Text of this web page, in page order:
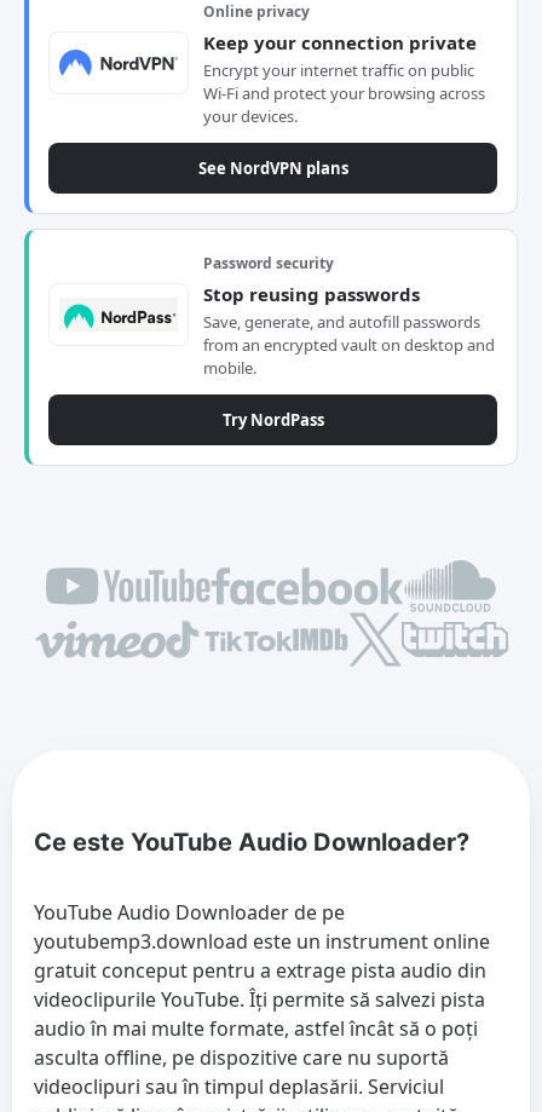
Online privacy
Keep your connection private
Encrypt your internet traffic on public
Wi-Fi and protect your browsing across
your devices.
See NordVPN plans
Password security
Stop reusing passwords
Save, generate, and autofill passwords
from an encrypted vault on desktop and
mobile.
Try NordPass
Ce este YouTube Audio Downloader?
YouTube Audio Downloader de pe
youtubemp3.download este un instrument online
gratuit conceput pentru a extrage pista audio din
videoclipurile YouTube. Îți permite să salvezi pista
audio în mai multe formate, astfel încât să o poți
asculta offline, pe dispozitive care nu suportă
videoclipuri sau în timpul deplasării. Serviciul